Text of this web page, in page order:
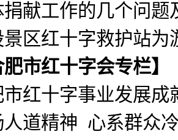
捐献工作的几个问题
景区红十字救护站
肥市红十字会专栏】
市红十字事业发展成
人道精神 心系群众